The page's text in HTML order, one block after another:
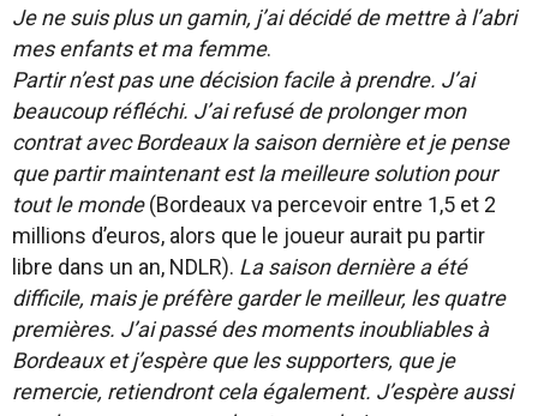
Je ne suis plus un gamin, j’ai décidé de mettre à l’abri
mes enfants et ma femme.
Partir n’est pas une décision facile à prendre. J’ai
beaucoup réfléchi. J’ai refusé de prolonger mon
contrat avec Bordeaux la saison dernière et je pense
que partir maintenant est la meilleure solution pour
tout le monde(Bordeaux va percevoir entre 1,5 et 2
millions d’euros, alors que le joueur aurait pu partir
libre dans un an, NDLR). La saison dernière a été
difficile, mais je préfère garder le meilleur, les quatre
premières. J’ai passé des moments inoubliables à
Bordeaux et j’espère que les supporters, que je
remercie, retiendront cela également. J’espère aussi